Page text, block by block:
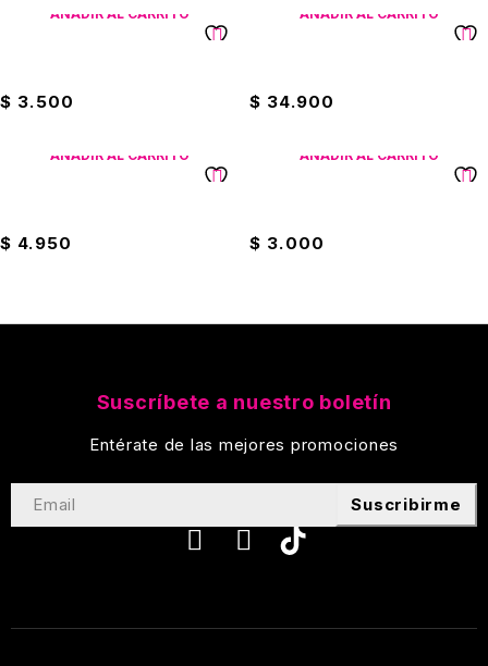
AÑADIR AL CARRITO
$ 3.500
AÑADIR AL CARRITO
$ 34.900
AÑADIR AL CARRITO
$ 4.950
AÑADIR AL CARRITO
$ 3.000
Suscríbete a nuestro boletín
Entérate de las mejores promociones
Suscribirme